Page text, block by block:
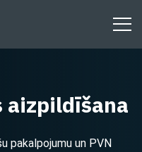
aizpildīšana
pakalpojumu un PVN